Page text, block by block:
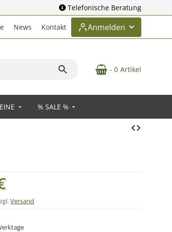
Telefonische Beratung
News Kontakt Anmelden
- 0 Artikel
% SALE %
Versand